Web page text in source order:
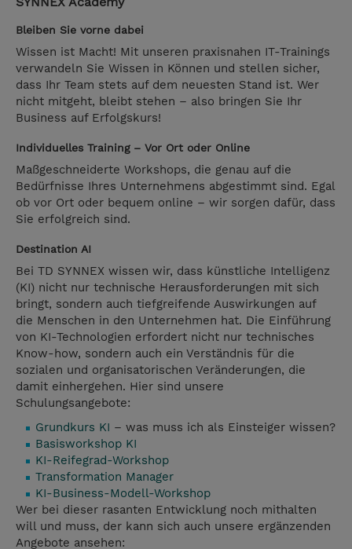
Bleiben Sie vorne dabei
Wissen ist Macht! Mit unseren praxisnahen IT-Trainings
verwandeln Sie Wissen in Können und stellen sicher,
dass Ihr Team stets auf dem neuesten Stand ist. Wer
nicht mitgeht, bleibt stehen – also bringen Sie Ihr
Business auf Erfolgskurs!
Individuelles Training – Vor Ort oder Online
Maßgeschneiderte Workshops, die genau auf die
Bedürfnisse Ihres Unternehmens abgestimmt sind. Egal
ob vor Ort oder bequem online – wir sorgen dafür, dass
Sie erfolgreich sind.
Destination AI
Bei TD SYNNEX wissen wir, dass künstliche Intelligenz
(KI) nicht nur technische Herausforderungen mit sich
bringt, sondern auch tiefgreifende Auswirkungen auf
die Menschen in den Unternehmen hat. Die Einführung
von KI-Technologien erfordert nicht nur technisches
Know-how, sondern auch ein Verständnis für die
sozialen und organisatorischen Veränderungen, die
damit einhergehen. Hier sind unsere
Schulungsangebote:
Grundkurs KI – was muss ich als Einsteiger wissen?
Basisworkshop KI
KI-Reifegrad-Workshop
Transformation Manager
KI-Business-Modell-Workshop
Wer bei dieser rasanten Entwicklung noch mithalten
will und muss, der kann sich auch unsere ergänzenden
Angebote ansehen: